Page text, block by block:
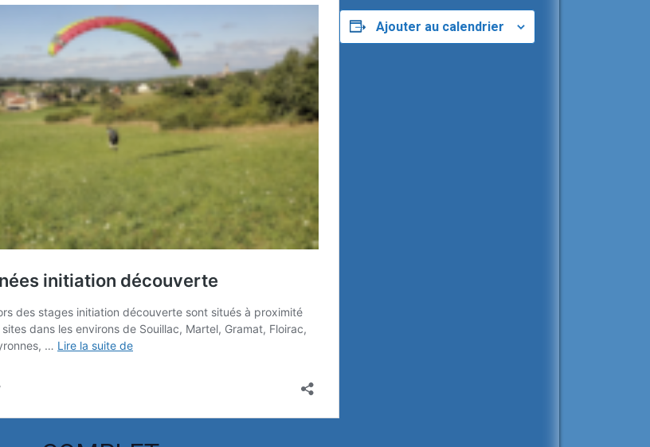
Ajouter au calendrier